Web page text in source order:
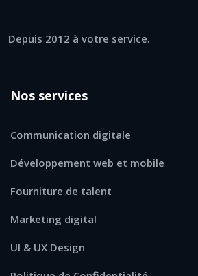
Depuis 2012 à votre service.
Nos services
Communication digitale
Développement web et mobile
Fourniture de talent
Marketing digital
UI & UX Design